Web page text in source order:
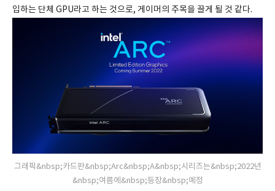
입하는 단체 GPU라고 하는 것으로, 게이머의 주목을 끌게 될 것 같다.
그래픽&nbsp;카드판&nbsp;Arc&nbsp;A&nbsp;시리즈는&nbsp;2022년
&nbsp;여름에&nbsp;등장&nbsp;예정